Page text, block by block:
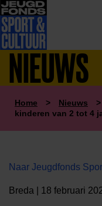
NIEUWS
Home > Nieuws >
kinderen van 2 tot 4
Naar Jeugdfonds
Breda | 18 februari